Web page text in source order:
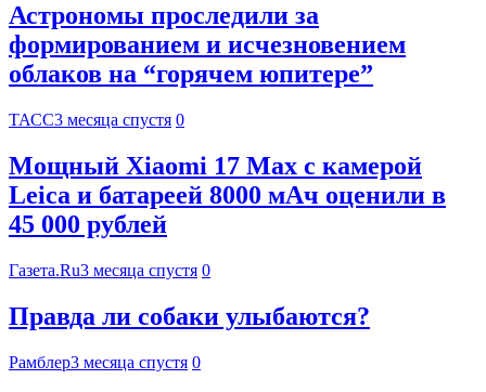
Астрономы проследили за
формированием и исчезновением
облаков на “горячем юпитере”
ТАСС3 месяца спустя 0
Мощный Xiaomi 17 Max с камерой
Leica и батареей 8000 мАч оценили в
45 000 рублей
Газета.Ru3 месяца спустя 0
Правда ли собаки улыбаются?
Рамблер3 месяца спустя 0